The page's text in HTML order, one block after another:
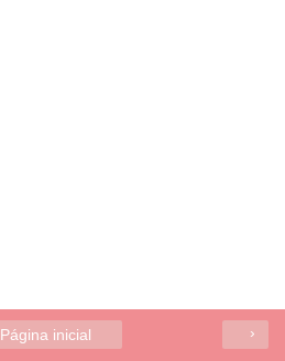
›
Página inicial